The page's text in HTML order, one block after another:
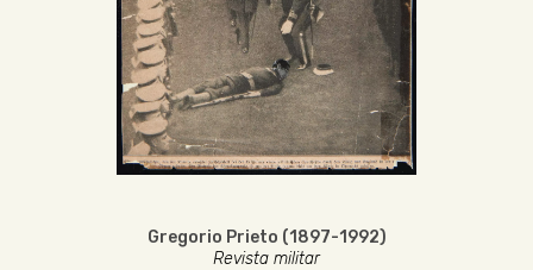
Gregorio Prieto (1897-1992)
Revista militar